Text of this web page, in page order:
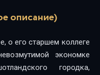
описание)
о его старшем коллеге
экономке
городка,